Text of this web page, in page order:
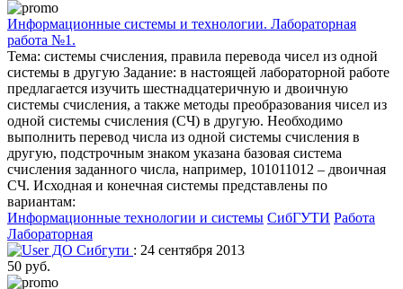
Информационные системы и технологии. Лабораторная
работа №1.
Тема: системы счисления, правила перевода чисел из одной
системы в другую Задание: в настоящей лабораторной работе
предлагается изучить шестнадцатеричную и двоичную
системы счисления, а также методы преобразования чисел из
одной системы счисления (СЧ) в другую. Необходимо
выполнить перевод числа из одной системы счисления в
другую, подстрочным знаком указана базовая система
счисления заданного числа, например, 101011012 – двоичная
СЧ. Исходная и конечная системы представлены по
вариантам:
Информационные технологии и системы СибГУТИ Работа
Лабораторная
ДО Сибгути : 24 сентября 2013
50 руб.